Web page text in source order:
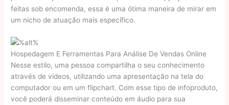
feitas sob encomenda, essa é uma ótima maneira de mirar em
um nicho de atuação mais específico.
Hospedagem E Ferramentas Para Análise De Vendas Online
Nesse estilo, uma pessoa compartilha o seu conhecimento
através de vídeos, utilizando uma apresentação na tela do
computador ou em um flipchart. Com esse tipo de infoproduto,
você poderá disseminar conteúdo em áudio para sua